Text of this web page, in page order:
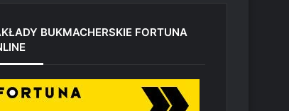
BUKMACHERSKIE FORTUNA